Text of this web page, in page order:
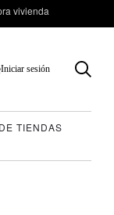
vivienda
Iniciar sesión
DE TIENDAS